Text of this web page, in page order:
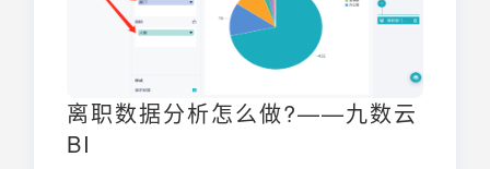
离职数据分析怎么做?——九数云
BI